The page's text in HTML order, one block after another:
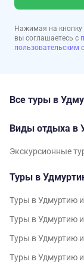
Нажимая на кнопку
вы соглашаетесь с
пользовательским
Все туры в
Виды отдыха в
Экскурсионные
Туры в
Туры в Удмуртию
Туры в Удмуртию
Туры в Удмуртию
Туры в Удмуртию